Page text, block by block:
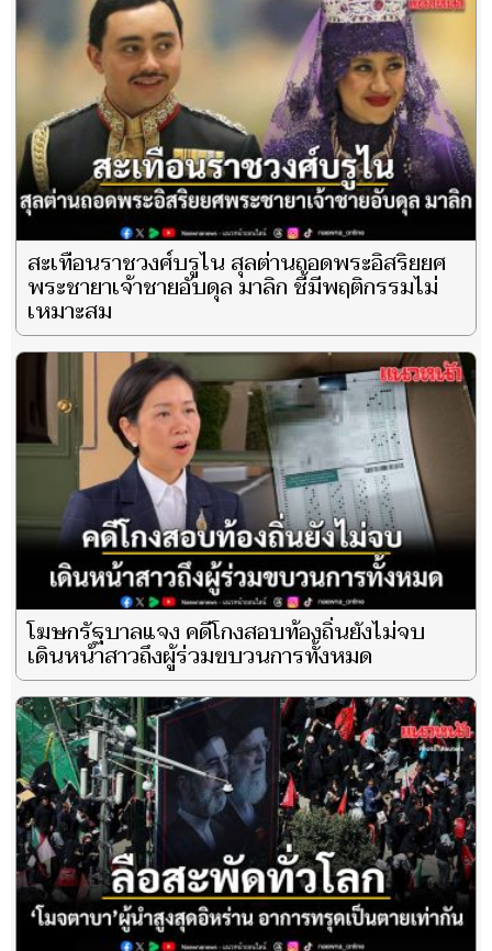
สะเทือนราชวงศ์บรูไน สุลต่านถอดพระอิสริยยศ
พระชายาเจ้าชายอับดุล มาลิก ชี้มีพฤติกรรมไม่
เหมาะสม
โฆษกรัฐบาลแจง คดีโกงสอบท้องถิ่นยังไม่จบ ​
เดินหน้าสาวถึงผู้ร่วมขบวนการทั้งหมด